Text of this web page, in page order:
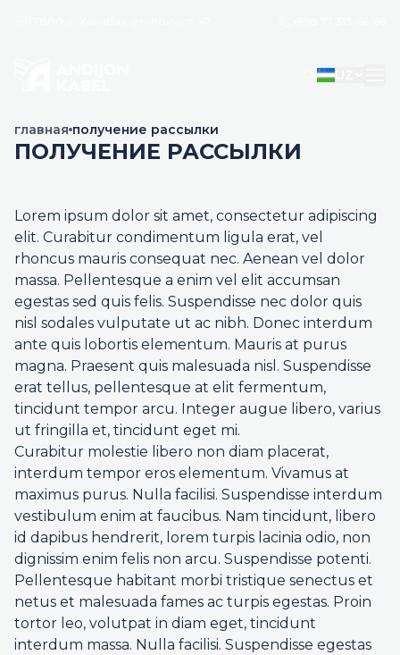
главная получение рассылки
ПОЛУЧЕНИЕ РАССЫЛКИ
Lorem ipsum dolor sit amet, consectetur adipiscing
elit. Curabitur condimentum ligula erat, vel
rhoncus mauris consequat nec. Aenean vel dolor
massa. Pellentesque a enim vel elit accumsan
egestas sed quis felis. Suspendisse nec dolor quis
nisl sodales vulputate ut ac nibh. Donec interdum
ante quis lobortis elementum. Mauris at purus
magna. Praesent quis malesuada nisl. Suspendisse
erat tellus, pellentesque at elit fermentum,
tincidunt tempor arcu. Integer augue libero, varius
ut fringilla et, tincidunt eget mi.
Curabitur molestie libero non diam placerat,
interdum tempor eros elementum. Vivamus at
maximus purus. Nulla facilisi. Suspendisse interdum
vestibulum enim at faucibus. Nam tincidunt, libero
id dapibus hendrerit, lorem turpis lacinia odio, non
dignissim enim felis non arcu. Suspendisse potenti.
Pellentesque habitant morbi tristique senectus et
netus et malesuada fames ac turpis egestas. Proin
tortor leo, volutpat in diam eget, tincidunt
interdum massa. Nulla facilisi. Suspendisse egestas